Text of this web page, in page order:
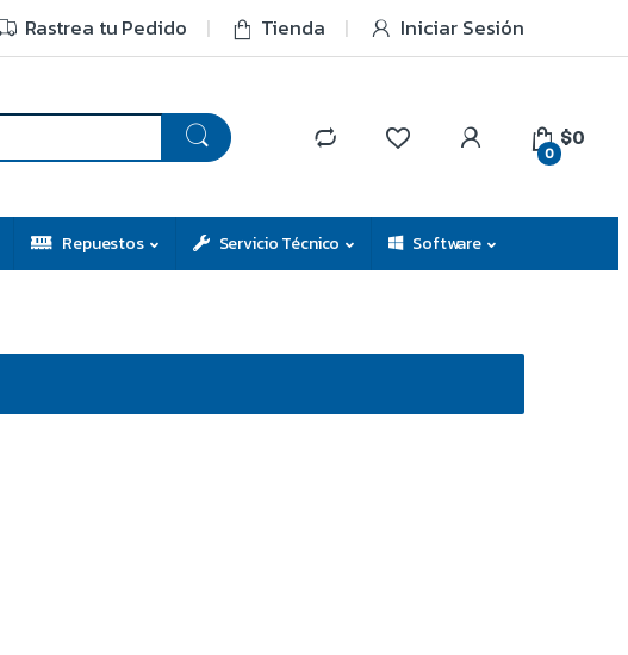
Rastrea tu Pedido Tienda Iniciar Sesión
0
$0
Repuestos Servicio Técnico Software